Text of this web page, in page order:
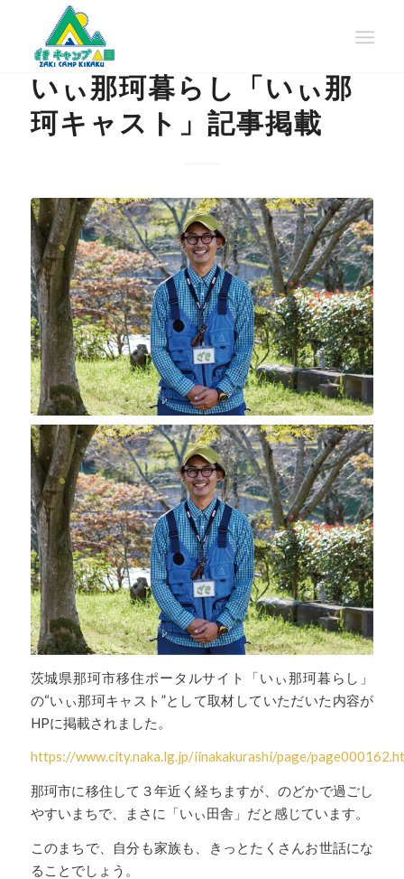
いぃ那珂暮らし「いぃ那
珂キャスト」記事掲載
茨城県那珂市移住ポータルサイト「いぃ那珂暮らし」
の“いぃ那珂キャスト”として取材していただいた内容が
HPに掲載されました。
https://www.city.naka.lg.jp/iinakakurashi/page/
那珂市に移住して３年近く経ちますが、のどかで過ごし
やすいまちで、まさに「いぃ田舎」だと感じています。
このまちで、自分も家族も、きっとたくさんお世話にな
ることでしょう。